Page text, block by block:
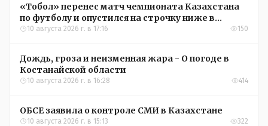
«Тобол» перенес матч чемпионата Казахстана
по футболу и опустился на строчку ниже в
турнирной таблице
10 августа 2026 г. в 17:16 150
Дождь, гроза и неизменная жара - О погоде в
Костанайской области
10 августа 2026 г. в 16:28 414
ОБСЕ заявила о контроле СМИ в Казахстане
10 августа 2026 г. в 15:13 322